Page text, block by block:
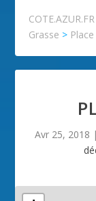
COTE.AZUR.FR
Grasse >
Avr 25, 2018 |